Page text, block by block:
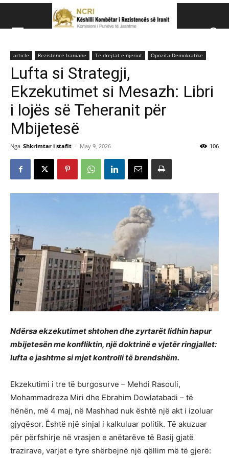
Këshillit Kombëtar të Rezistencës së Iranit (NCRI)
article Rezistencë Iraniane Të drejtat e njeriut Opozita Demokratike
Lufta si Strategji,
Ekzekutimet si Mesazh: Libri
i lojës së Teheranit për
Mbijetesë
Nga Shkrimtar i stafit - May 9, 2026 106
Ndërsa ekzekutimet shtohen dhe zyrtarët lidhin hapur
mbijetesën me konfliktin, një doktrinë e vjetër ringjallet:
lufta e jashtme si mjet kontrolli të brendshëm.
Ekzekutimi i tre të burgosurve – Mehdi Rasouli,
Mohammadreza Miri dhe Ebrahim Dowlatabadi – të
hënën, më 4 maj, në Mashhad nuk është një akt i izoluar
gjyqësor. Është një sinjal i kalkuluar politik. Të akuzuar
për përfshirje në vrasjen e anëtarëve të Basij gjatë
trazirave, varjet e tyre shërbejnë një qëllim më të gjerë: